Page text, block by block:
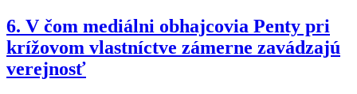
6. V čom mediálni obhajcovia Penty pri
krížovom vlastníctve zámerne zavádzajú
verejnosť